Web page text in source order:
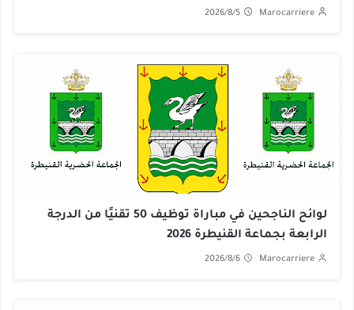
Marocarriere
2026/8/5
لوائح الناجحين في مباراة توظيف 50 تقنيًا من الدرجة
الرابعة بجماعة القنيطرة 2026
Marocarriere
2026/8/6